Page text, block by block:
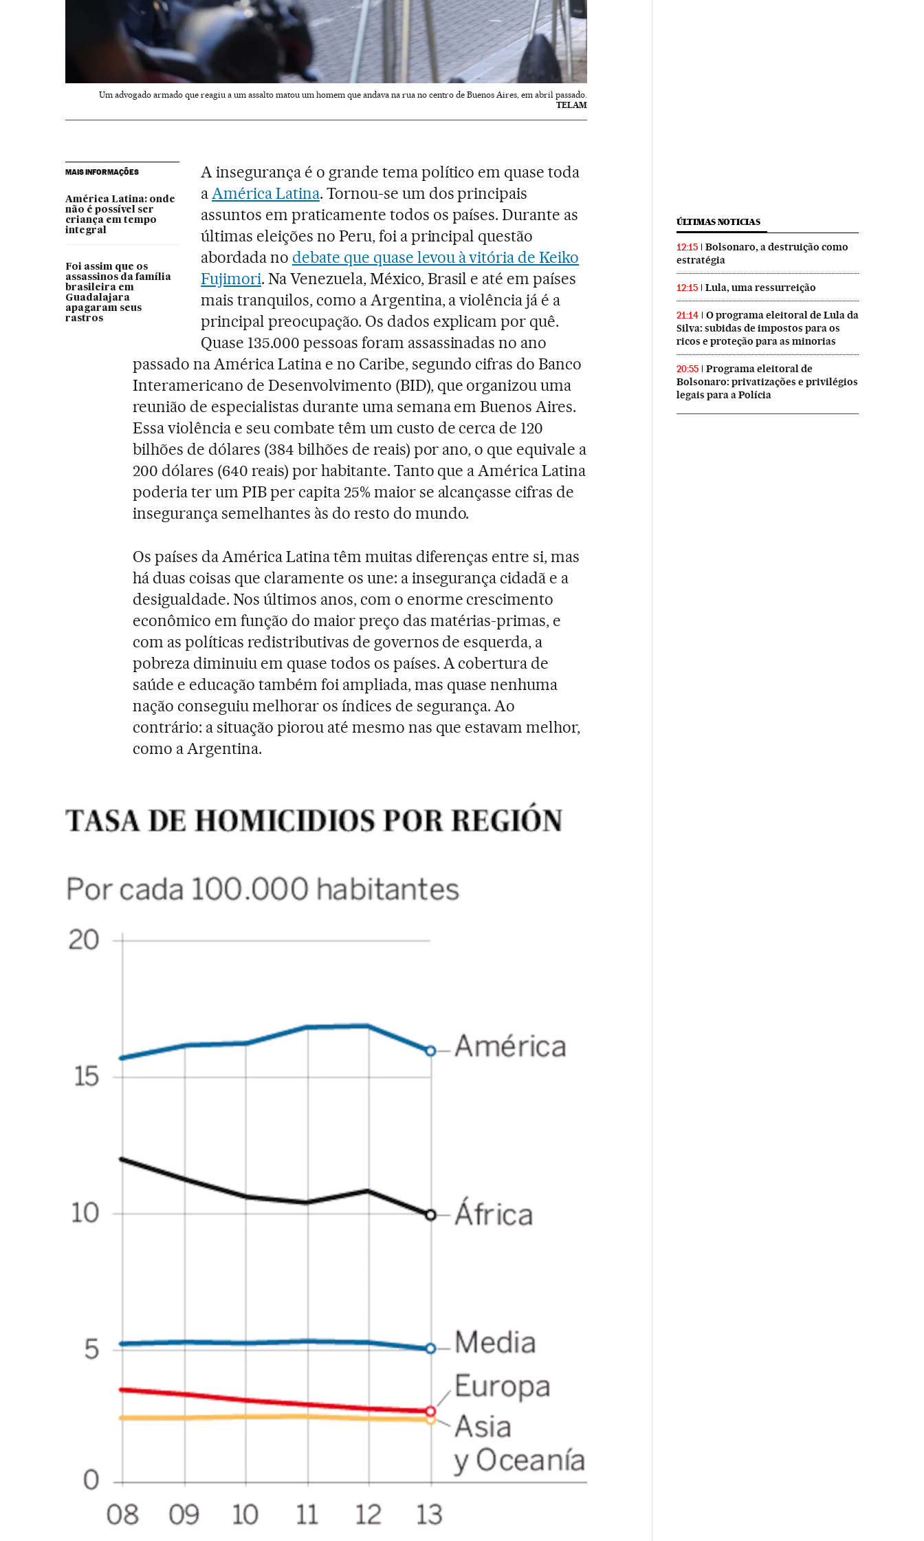
Um advogado armado que reagiu a um assalto matou um homem que andava na rua no centro de Buenos Aires, em abril passado.
TELAM
MAIS INFORMAÇÕES
América Latina: onde
não é possível ser
criança em tempo
integral
Foi assim que os
assassinos da família
brasileira em
Guadalajara
apagaram seus
rastros
A insegurança é o grande tema político em quase toda
aAmérica Latina. Tornou-se um dos principais
assuntos em praticamente todos os países. Durante as
últimas eleições no Peru, foi a principal questão
abordada no debate que quase levou à vitória de Keiko
Fujimori. Na Venezuela, México, Brasil e até em países
mais tranquilos, como a Argentina, a violência já é a
principal preocupação. Os dados explicam por quê.
Quase 135.000 pessoas foram assassinadas no ano
passado na América Latina e no Caribe, segundo cifras do Banco
Interamericano de Desenvolvimento (BID), que organizou uma
reunião de especialistas durante uma semana em Buenos Aires.
Essa violência e seu combate têm um custo de cerca de 120
bilhões de dólares (384 bilhões de reais) por ano, o que equivale a
200 dólares (640 reais) por habitante. Tanto que a América Latina
poderia ter um PIB per capita 25% maior se alcançasse cifras de
insegurança semelhantes às do resto do mundo.
Os países da América Latina têm muitas diferenças entre si, mas
há duas coisas que claramente os une: a insegurança cidadã e a
desigualdade. Nos últimos anos, com o enorme crescimento
econômico em função do maior preço das matérias-primas, e
com as políticas redistributivas de governos de esquerda, a
pobreza diminuiu em quase todos os países. A cobertura de
saúde e educação também foi ampliada, mas quase nenhuma
nação conseguiu melhorar os índices de segurança. Ao
contrário: a situação piorou até mesmo nas que estavam melhor,
como a Argentina.
ÚLTIMAS NOTICIAS
12:15
Bolsonaro, a destruição como
estratégia
12:15 Lula, uma ressurreição
21:14
O programa eleitoral de Lula da
Silva: subidas de impostos para os
ricos e proteção para as minorias
20:55
Programa eleitoral de
Bolsonaro: privatizações e privilégios
legais para a Polícia